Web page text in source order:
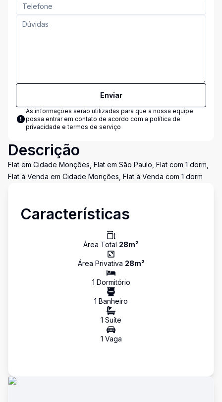
Enviar
As informações serão utilizadas para que a nossa equipe
possa entrar em contato de acordo com a política de
privacidade e termos de serviço
Descrição
Flat em Cidade Monções, Flat em São Paulo, Flat com 1 dorm,
Flat à Venda em Cidade Monções, Flat à Venda com 1 dorm
Características
Área Total 28m²
Área Privativa 28m²
1 Dormitório
1 Banheiro
1 Suíte
1 Vaga